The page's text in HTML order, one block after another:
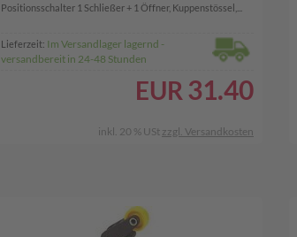
Positionsschalter 1 Schließer + 1 Öffner, Kuppenstössel,...
Lieferzeit: Im Versandlager lagernd -
versandbereit in 24-48 Stunden
EUR 31.40
inkl. 20 % USt zzgl. Versandkosten